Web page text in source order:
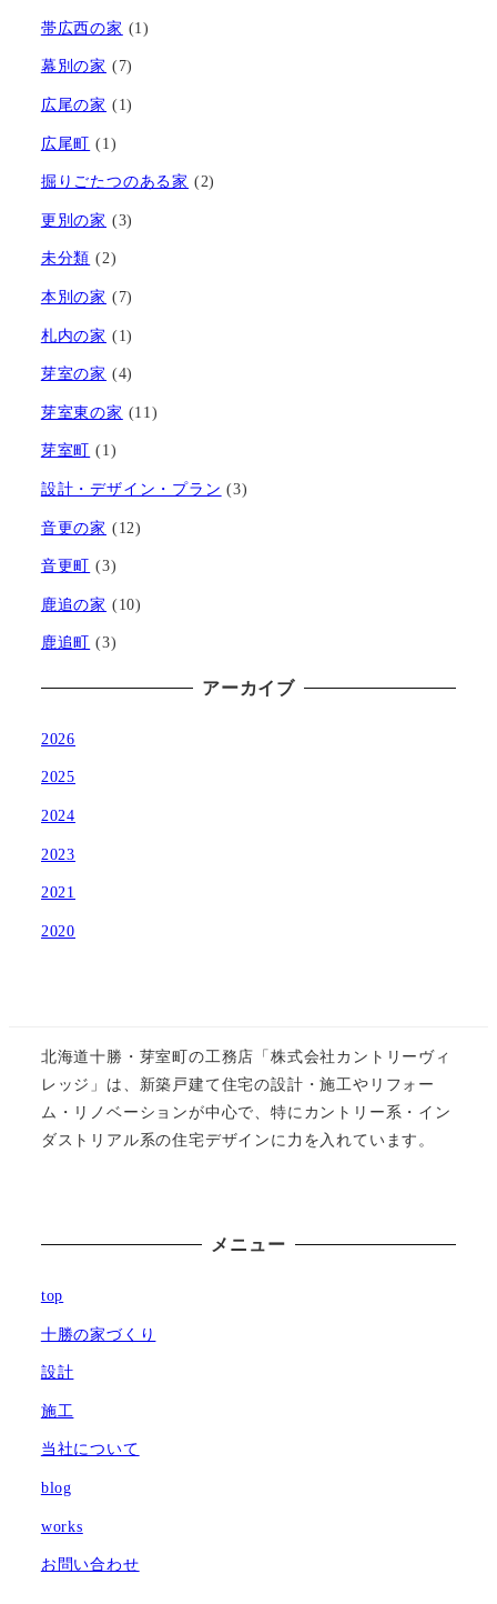
帯広西の家 (1)
幕別の家 (7)
広尾の家 (1)
広尾町 (1)
掘りごたつのある家 (2)
更別の家 (3)
未分類 (2)
本別の家 (7)
札内の家 (1)
芽室の家 (4)
芽室東の家 (11)
芽室町 (1)
設計・デザイン・プラン (3)
音更の家 (12)
音更町 (3)
鹿追の家 (10)
鹿追町 (3)
アーカイブ
2026
2025
2024
2023
2021
2020
北海道十勝・芽室町の工務店「株式会社カントリーヴィ
レッジ」は、新築戸建て住宅の設計・施工やリフォー
ム・リノベーションが中心で、特にカントリー系・イン
ダストリアル系の住宅デザインに力を入れています。
メニュー
top
十勝の家づくり
設計
施工
当社について
blog
works
お問い合わせ